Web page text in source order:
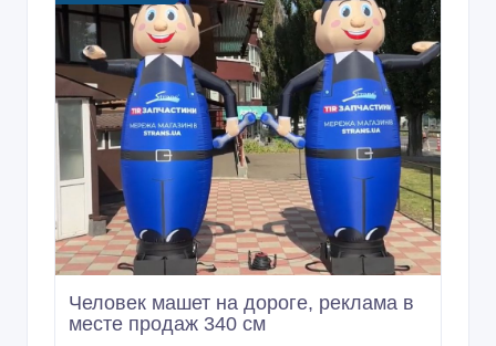
Человек машет на дороге, реклама в
месте продаж 340 см